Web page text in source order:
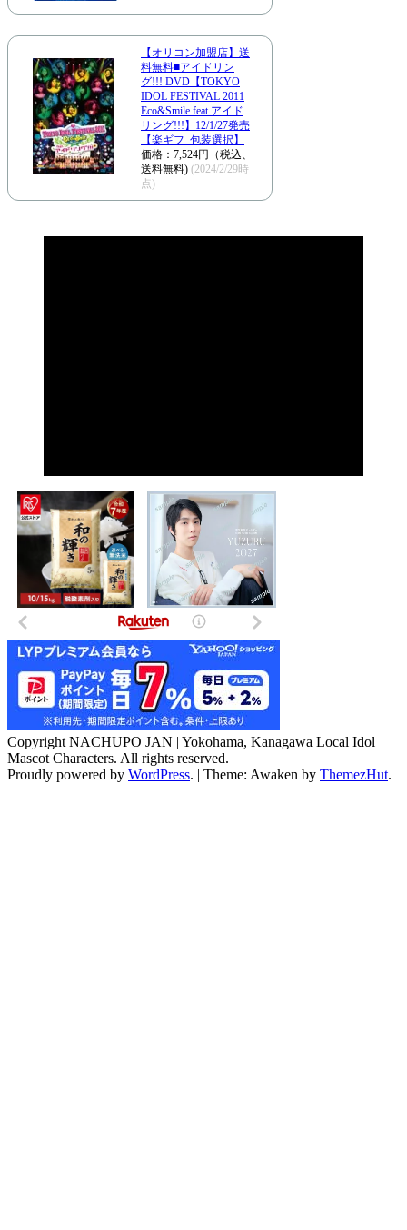
【オリコン加盟店】送
料無料■アイドリン
グ!!! DVD【TOKYO
IDOL FESTIVAL 2011
Eco&Smile feat.アイド
リング!!!】12/1/27発売
【楽ギフ_包装選択】
価格：7,524円（税込、
送料無料) (2024/2/29時
点)
Copyright NACHUPO JAN | Yokohama, Kanagawa Local Idol
Mascot Characters. All rights reserved.
Proudly powered by WordPress. | Theme: Awaken by ThemezHut.